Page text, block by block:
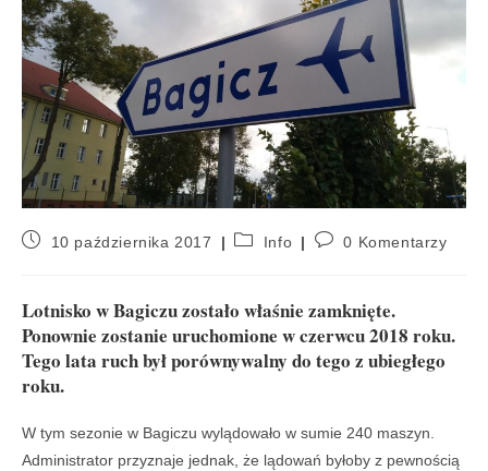
10 października 2017 Info 0 Komentarzy
Lotnisko w Bagiczu zostało właśnie zamknięte.
Ponownie zostanie uruchomione w czerwcu 2018 roku.
Tego lata ruch był porównywalny do tego z ubiegłego
roku.
W tym sezonie w Bagiczu wylądowało w sumie 240 maszyn.
Administrator przyznaje jednak, że lądowań byłoby z pewnością